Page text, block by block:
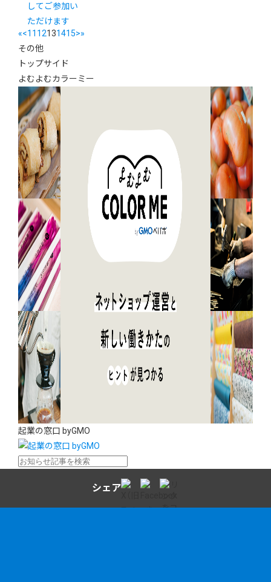
してご参加い
ただけます
«<11 12131415>»
その他
トップサイド
よむよむカラーミー
起業の窓口 byGMO
シェア